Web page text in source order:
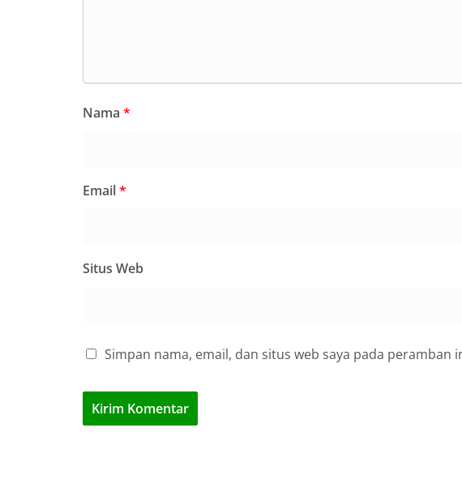
Nama *
Email*
Situs Web
Simpan nama, email, dan situs web saya pada